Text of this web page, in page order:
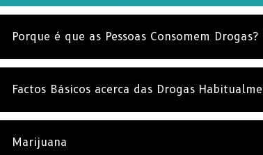
Porque é que as Pessoas Consomem Drogas?
Factos Básicos acerca das Drogas
Marijuana